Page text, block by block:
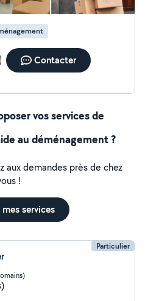
Contacter
vos services de
au déménagement ?
aux demandes près de chez
!
services
Particulier